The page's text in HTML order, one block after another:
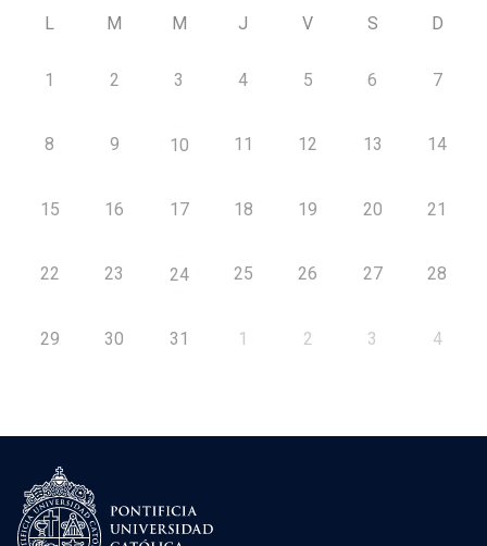
L M M J V S D
1 2 3 4 5 6 7
8 9 10 11 12 13 14
15 16 17 18 19 20 21
22 23 24 25 26 27 28
29 30 31 1 2 3 4